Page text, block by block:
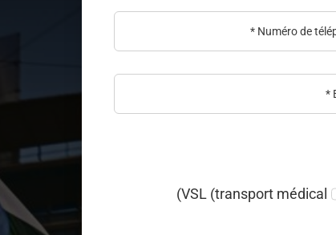
VSL (transport médical)